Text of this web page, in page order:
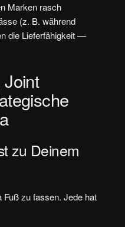
Marken rasch
(z. B. während
die Lieferfähigkeit —
zu Deinem
Fuß zu fassen. Jede hat